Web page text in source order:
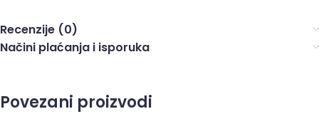
Recenzije (0)
Načini plaćanja i isporuka
Povezani proizvodi